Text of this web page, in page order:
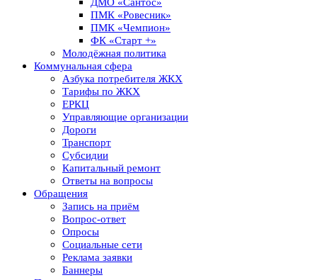
ДМО «Сантос»
ПМК «Ровесник»
ПМК «Чемпион»
ФК «Старт +»
Молодёжная политика
Коммунальная сфера
Азбука потребителя ЖКХ
Тарифы по ЖКХ
ЕРКЦ
Управляющие организации
Дороги
Транспорт
Субсидии
Капитальный ремонт
Ответы на вопросы
Обращения
Запись на приём
Вопрос-ответ
Опросы
Социальные сети
Реклама заявки
Баннеры